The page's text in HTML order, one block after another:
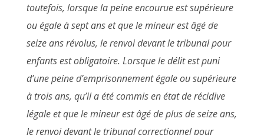
toutefois, lorsque la peine encourue est supérieure
ou égale à sept ans et que le mineur est âgé de
seize ans révolus, le renvoi devant le tribunal pour
enfants est obligatoire. Lorsque le délit est puni
d’une peine d’emprisonnement égale ou supérieure
à trois ans, qu’il a été commis en état de récidive
légale et que le mineur est âgé de plus de seize ans,
le renvoi devant le tribunal correctionnel pour